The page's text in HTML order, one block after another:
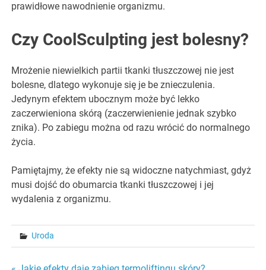
prawidłowe nawodnienie organizmu.
Czy CoolSculpting jest bolesny?
Mrożenie niewielkich partii tkanki tłuszczowej nie jest
bolesne, dlatego wykonuje się je be znieczulenia.
Jedynym efektem ubocznym może być lekko
zaczerwieniona skórą (zaczerwienienie jednak szybko
znika). Po zabiegu można od razu wrócić do normalnego
życia.
Pamiętajmy, że efekty nie są widoczne natychmiast, gdyż
musi dojść do obumarcia tkanki tłuszczowej i jej
wydalenia z organizmu.
Uroda